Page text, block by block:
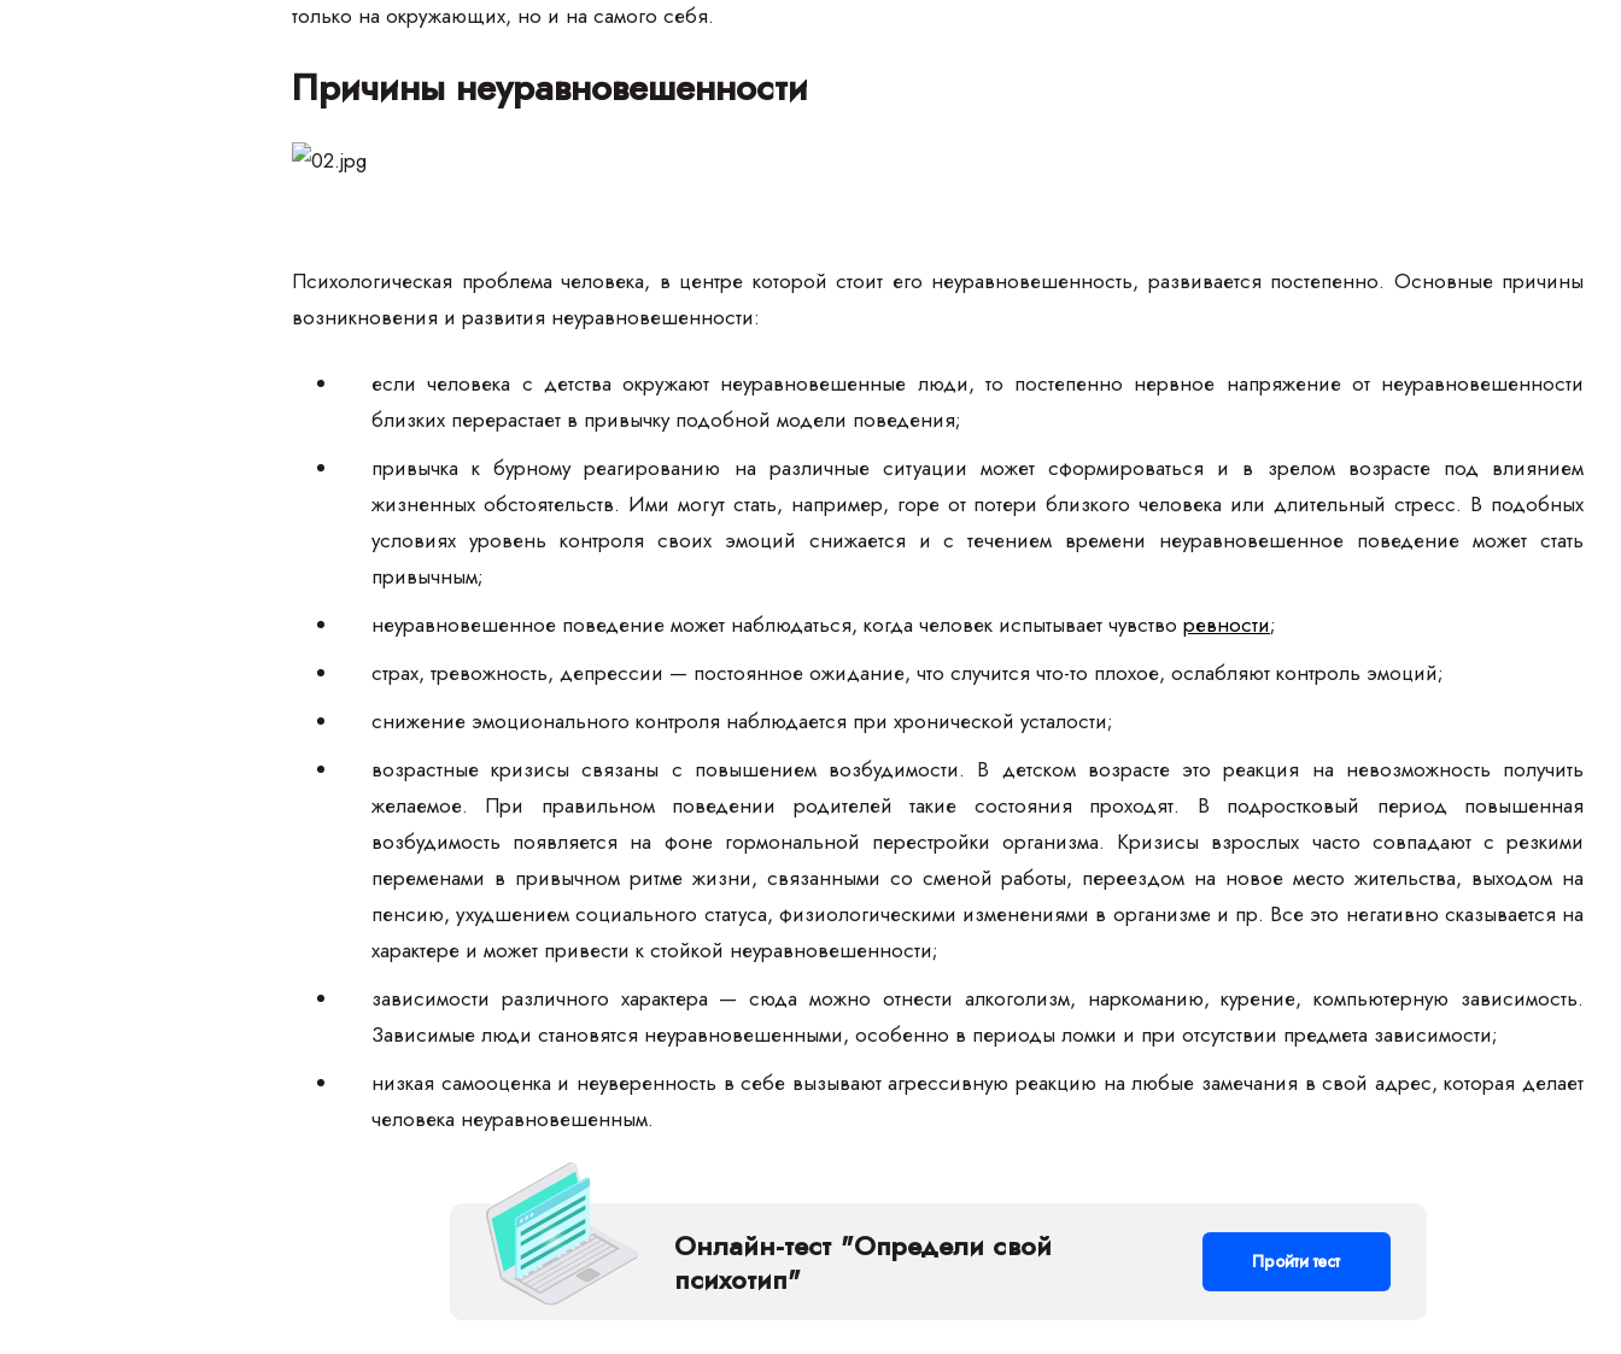
только на окружающих, но и на самого себя.
Причины неуравновешенности
Психологическая проблема человека, в центре которой стоит его неуравновешенность, развивается постепенно. Основные причины
возникновения и развития неуравновешенности:
если человека с детства окружают неуравновешенные люди, то постепенно нервное напряжение от неуравновешенности
близких перерастает в привычку подобной модели поведения;
привычка к бурному реагированию на различные ситуации может сформироваться и в зрелом возрасте под влиянием
жизненных обстоятельств. Ими могут стать, например, горе от потери близкого человека или длительный стресс. В подобных
условиях уровень контроля своих эмоций снижается и с течением времени неуравновешенное поведение может стать
привычным;
неуравновешенное поведение может наблюдаться, когда человек испытывает чувство ревности;
страх, тревожность, депрессии — постоянное ожидание, что случится что-то плохое, ослабляют контроль эмоций;
снижение эмоционального контроля наблюдается при хронической усталости;
возрастные кризисы связаны с повышением возбудимости. В детском возрасте это реакция на невозможность получить
желаемое. При правильном поведении родителей такие состояния проходят. В подростковый период повышенная
возбудимость появляется на фоне гормональной перестройки организма. Кризисы взрослых часто совпадают с резкими
переменами в привычном ритме жизни, связанными со сменой работы, переездом на новое место жительства, выходом на
пенсию, ухудшением социального статуса, физиологическими изменениями в организме и пр. Все это негативно сказывается на
характере и может привести к стойкой неуравновешенности;
зависимости различного характера — сюда можно отнести алкоголизм, наркоманию, курение, компьютерную зависимость.
Зависимые люди становятся неуравновешенными, особенно в периоды ломки и при отсутствии предмета зависимости;
низкая самооценка и неуверенность в себе вызывают агрессивную реакцию на любые замечания в свой адрес, которая делает
человека неуравновешенным.
Онлайн-тест "Определи свой
психотип"
Пройти тест